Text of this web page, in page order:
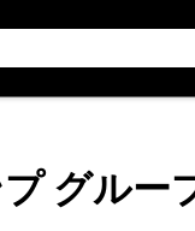
グルー